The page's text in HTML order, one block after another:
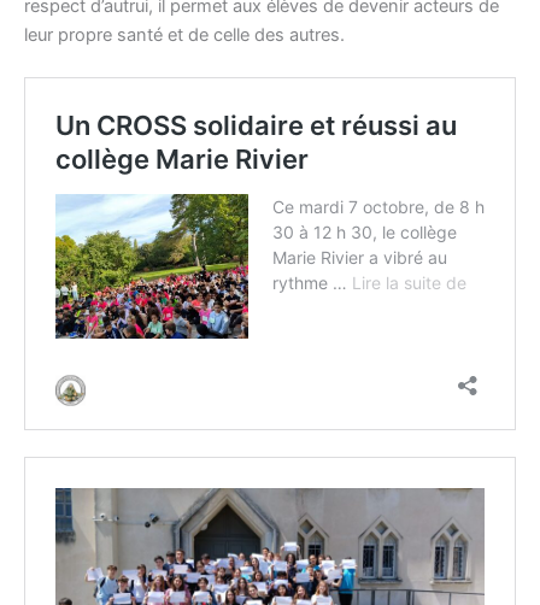
respect d’autrui, il permet aux élèves de devenir acteurs de
leur propre santé et de celle des autres.